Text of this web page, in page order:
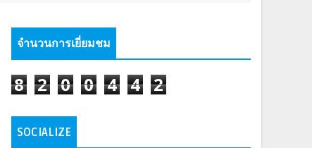
จำนวนการเยี่ยมชม
8 2 0 0 4 4 2
SOCIALIZE